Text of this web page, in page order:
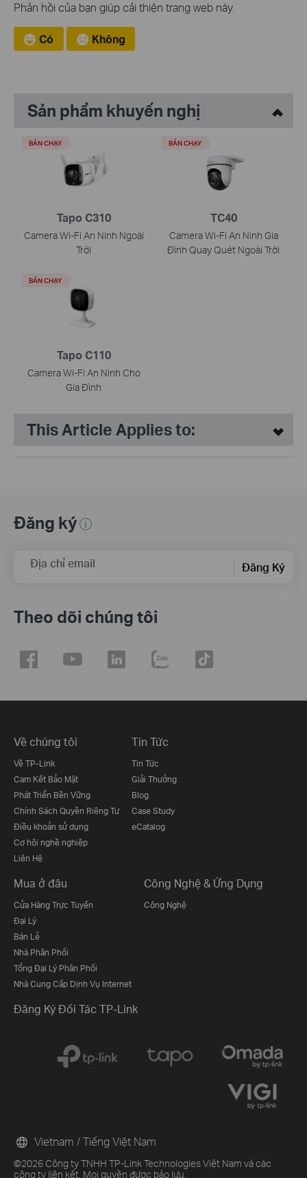
Phản hồi của bạn giúp cải thiện trang web này.
Có Không
Sản phẩm khuyến nghị
Tapo C310
Camera Wi-Fi An Ninh Ngoài
Trời
BÁN CHẠY
TC40
Camera Wi-Fi An Ninh Gia
Đình Quay Quét Ngoài Trời
BÁN CHẠY
Tapo C110
Camera Wi-Fi An Ninh Cho
Gia Đình
BÁN CHẠY
This Article Applies to:
Đăng ký
Địa chỉ email Đăng Ký
Theo dõi chúng tôi
Về chúng tôi
Về TP-Link
Cam Kết Bảo Mật
Phát Triển Bền Vững
Chính Sách Quyền Riêng Tư
Điều khoản sử dụng
Cơ hội nghề nghiệp
Liên Hệ
Tin Tức
Tin Tức
Giải Thưởng
Blog
Case Study
eCatalog
Mua ở đâu
Cửa Hàng Trực Tuyến
Đại Lý
Bán Lẻ
Nhà Phân Phối
Tổng Đại Lý Phân Phối
Nhà Cung Cấp Dịnh Vụ Internet
Công Nghệ & Ứng Dụng
Công Nghệ
Đăng Ký Đối Tác TP-Link
©2026 Công ty TNHH TP-Link Technologies Việt Nam và các
công ty liên kết. Mọi quyền được bảo lưu.
Vietnam / Tiếng Việt Nam